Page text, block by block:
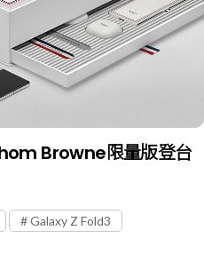
Browne限量版登台
Galaxy Z Fold3